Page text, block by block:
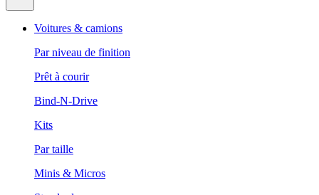
Voitures & camions
Par niveau de finition
Prêt à courir
Bind-N-Drive
Kits
Par taille
Minis & Micros